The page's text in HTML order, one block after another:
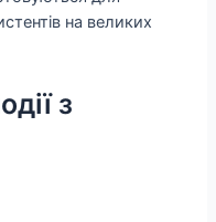
на великих
з